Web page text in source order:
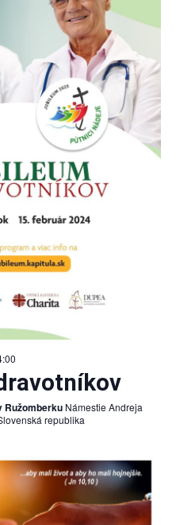
Ružomberku Námestie Andreja
republika